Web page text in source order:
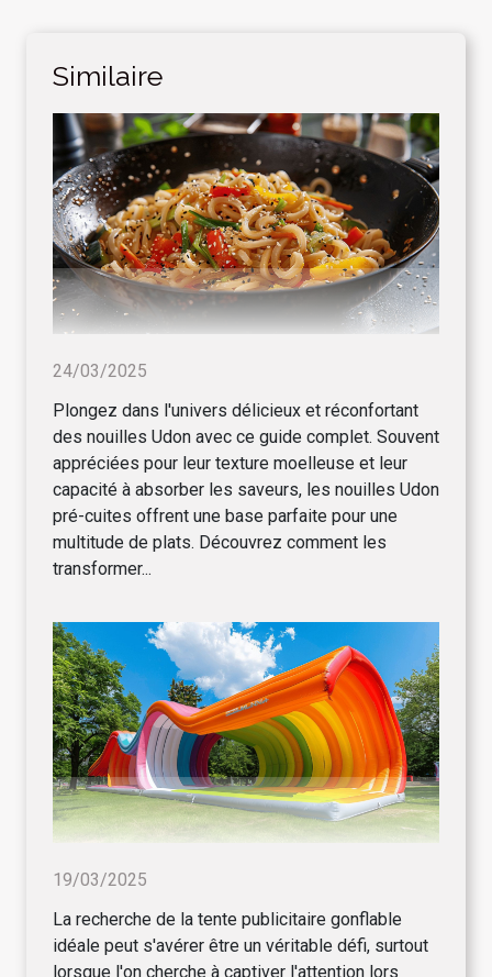
Similaire
24/03/2025
Plongez dans l'univers délicieux et réconfortant
des nouilles Udon avec ce guide complet. Souvent
appréciées pour leur texture moelleuse et leur
capacité à absorber les saveurs, les nouilles Udon
pré-cuites offrent une base parfaite pour une
multitude de plats. Découvrez comment les
transformer...
19/03/2025
La recherche de la tente publicitaire gonflable
idéale peut s'avérer être un véritable défi, surtout
lorsque l'on cherche à captiver l'attention lors